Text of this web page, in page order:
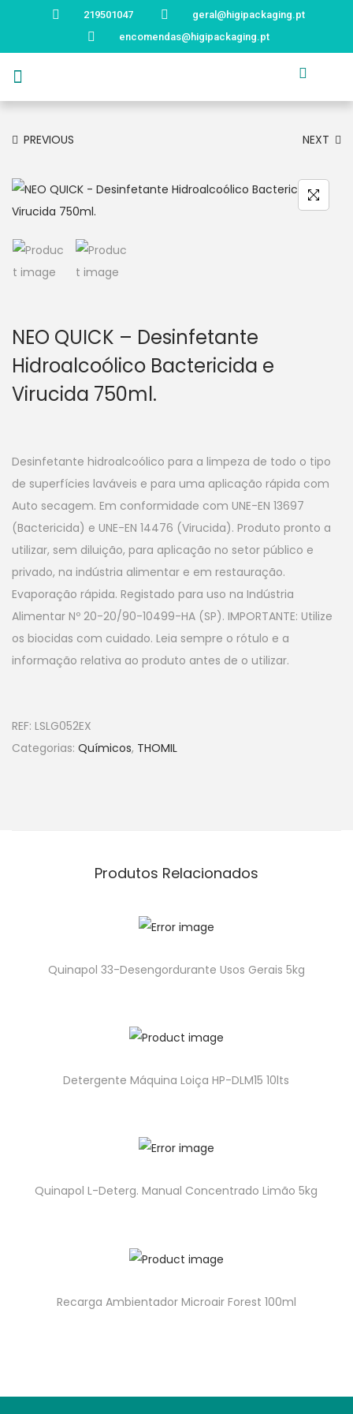
219501047
geral@higipackaging.pt
encomendas@higipackaging.pt
PREVIOUS NEXT
NEO QUICK – Desinfetante
Hidroalcoólico Bactericida e
Virucida 750ml.
Desinfetante hidroalcoólico para a limpeza de todo o tipo
de superfícies laváveis e para uma aplicação rápida com
Auto secagem. Em conformidade com UNE-EN 13697
(Bactericida) e UNE-EN 14476 (Virucida). Produto pronto a
utilizar, sem diluição, para aplicação no setor público e
privado, na indústria alimentar e em restauração.
Evaporação rápida. Registado para uso na Indústria
Alimentar Nº 20-20/90-10499-HA (SP). IMPORTANTE: Utilize
os biocidas com cuidado. Leia sempre o rótulo e a
informação relativa ao produto antes de o utilizar.
REF: LSLG052EX
Categorias: Químicos, THOMIL
Produtos Relacionados
Quinapol 33-Desengordurante Usos Gerais 5kg
Detergente Máquina Loiça HP-DLM15 10lts
Quinapol L-Deterg. Manual Concentrado Limão 5kg
Recarga Ambientador Microair Forest 100ml